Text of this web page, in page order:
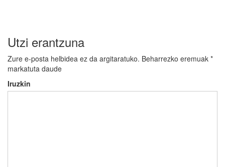
Utzi erantzuna
Zure e-posta helbidea ez da argitaratuko. Beharrezko eremuak *
markatuta daude
Iruzkin